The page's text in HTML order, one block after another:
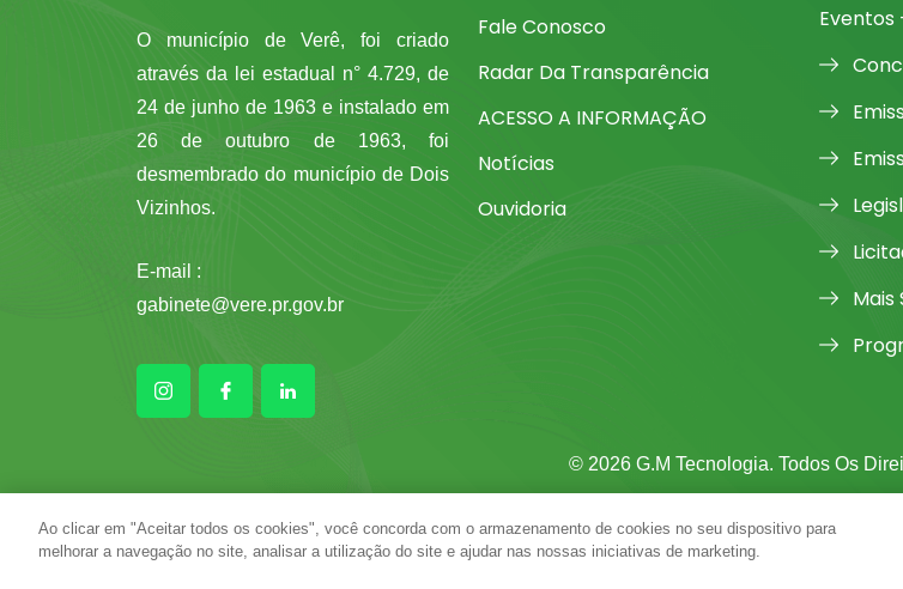
O município de Verê, foi criado
através da lei estadual n° 4.729, de
24 de junho de 1963 e instalado em
26 de outubro de 1963, foi
desmembrado do município de Dois
Vizinhos.
E-mail :
gabinete@vere.pr.gov.br
Fale Conosco
Radar Da Transparência
ACESSO A INFORMAÇÃO
Notícias
Ouvidoria
Eventos
Mais
© 2026 G.M Tecnologia. Todos Os
Ao clicar em "Aceitar todos os cookies", você concorda com o armazenamento de cookies no seu dispositivo para
melhorar a navegação no site, analisar a utilização do site e ajudar nas nossas iniciativas de marketing.